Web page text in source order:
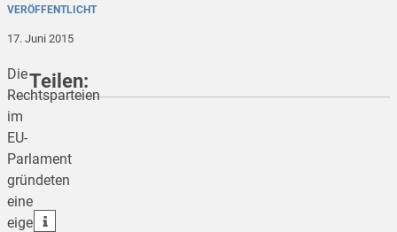
VERÖFFENTLICHT
17. Juni 2015
Die
Rechtsparteien
im
EU-
Parlament
gründeten
eine
eigene
Teilen:
teilen
teilen
teilen